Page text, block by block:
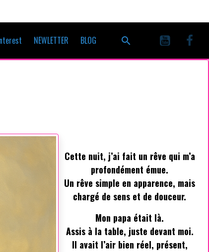
NEWLETTER BLOG
Cette nuit, j’ai fait un rêve qui m’a
profondément émue.
Un rêve simple en apparence, mais
chargé de sens et de douceur.
Mon papa était là.
Assis à la table, juste devant moi.
Il avait l’air bien réel, présent,